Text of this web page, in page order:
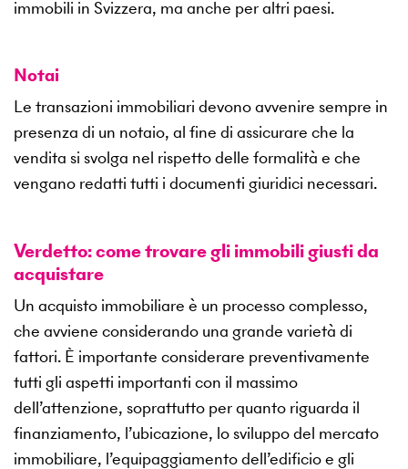
immobili in Svizzera, ma anche per altri paesi.
Notai
Le transazioni immobiliari devono avvenire sempre in
presenza di un notaio, al fine di assicurare che la
vendita si svolga nel rispetto delle formalità e che
vengano redatti tutti i documenti giuridici necessari.
Verdetto: come trovare gli immobili giusti da
acquistare
Un acquisto immobiliare è un processo complesso,
che avviene considerando una grande varietà di
fattori. È importante considerare preventivamente
tutti gli aspetti importanti con il massimo
dell’attenzione, soprattutto per quanto riguarda il
finanziamento, l’ubicazione, lo sviluppo del mercato
immobiliare, l’equipaggiamento dell’edificio e gli